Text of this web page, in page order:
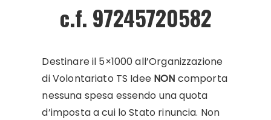
c.f. 97245720582
Destinare il 5×1000 all’Organizzazione
di Volontariato TS Idee NON comporta
nessuna spesa essendo una quota
d’imposta a cui lo Stato rinuncia. Non